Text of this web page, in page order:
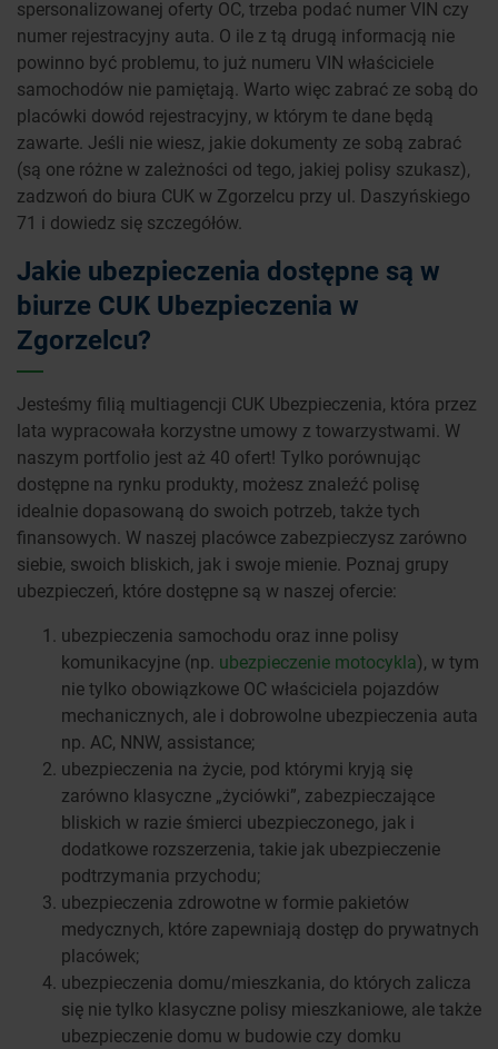
spersonalizowanej oferty OC, trzeba podać numer VIN czy
numer rejestracyjny auta. O ile z tą drugą informacją nie
powinno być problemu, to już numeru VIN właściciele
samochodów nie pamiętają. Warto więc zabrać ze sobą do
placówki dowód rejestracyjny, w którym te dane będą
zawarte. Jeśli nie wiesz, jakie dokumenty ze sobą zabrać
(są one różne w zależności od tego, jakiej polisy szukasz),
zadzwoń do biura CUK w Zgorzelcu przy ul. Daszyńskiego
71 i dowiedz się szczegółów.
Jakie ubezpieczenia dostępne są w
biurze CUK Ubezpieczenia w
Zgorzelcu?
Jesteśmy filią multiagencji CUK Ubezpieczenia, która przez
lata wypracowała korzystne umowy z towarzystwami. W
naszym portfolio jest aż 40 ofert! Tylko porównując
dostępne na rynku produkty, możesz znaleźć polisę
idealnie dopasowaną do swoich potrzeb, także tych
finansowych. W naszej placówce zabezpieczysz zarówno
siebie, swoich bliskich, jak i swoje mienie. Poznaj grupy
ubezpieczeń, które dostępne są w naszej ofercie:
ubezpieczenia samochodu oraz inne polisy
komunikacyjne (np. ubezpieczenie motocykla), w tym
nie tylko obowiązkowe OC właściciela pojazdów
mechanicznych, ale i dobrowolne ubezpieczenia auta
np. AC, NNW, assistance;
ubezpieczenia na życie, pod którymi kryją się
zarówno klasyczne „życiówki”, zabezpieczające
bliskich w razie śmierci ubezpieczonego, jak i
dodatkowe rozszerzenia, takie jak ubezpieczenie
podtrzymania przychodu;
ubezpieczenia zdrowotne w formie pakietów
medycznych, które zapewniają dostęp do prywatnych
placówek;
ubezpieczenia domu/mieszkania, do których zalicza
się nie tylko klasyczne polisy mieszkaniowe, ale także
ubezpieczenie domu w budowie czy domku